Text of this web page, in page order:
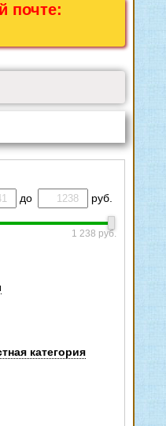
почте:
до руб.
1 238 руб.
категория